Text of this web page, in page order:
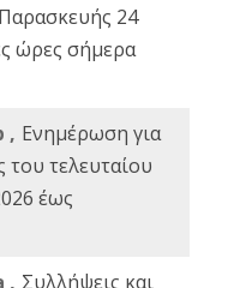
24
ώρες σήμερα
, Ενημέρωση για
του τελευταίου
έως
, Συλλήψεις και